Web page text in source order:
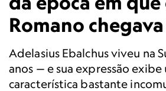
Romano
Adelasius Ebalchus viveu na
anos — e sua expressão exibe
característica bastante